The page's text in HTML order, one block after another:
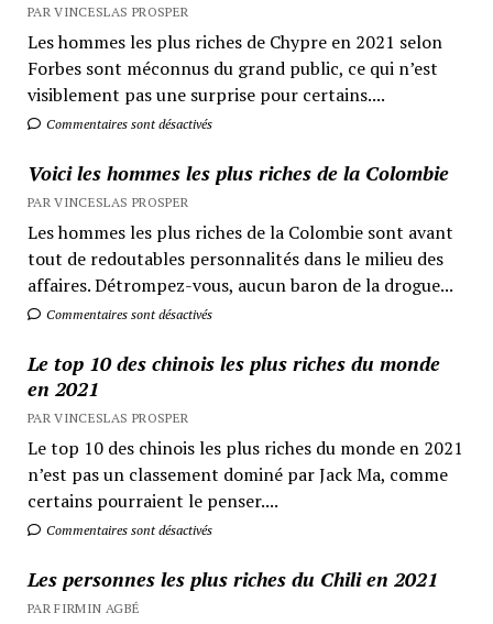
PAR VINCESLAS PROSPER
Les hommes les plus riches de Chypre en 2021 selon
Forbes sont méconnus du grand public, ce qui n’est
visiblement pas une surprise pour certains....
Commentaires sont désactivés
Voici les hommes les plus riches de la Colombie
PAR VINCESLAS PROSPER
Les hommes les plus riches de la Colombie sont avant
tout de redoutables personnalités dans le milieu des
affaires. Détrompez-vous, aucun baron de la drogue...
Commentaires sont désactivés
Le top 10 des chinois les plus riches du monde
en 2021
PAR VINCESLAS PROSPER
Le top 10 des chinois les plus riches du monde en 2021
n’est pas un classement dominé par Jack Ma, comme
certains pourraient le penser....
Commentaires sont désactivés
Les personnes les plus riches du Chili en 2021
PAR FIRMIN AGBÉ